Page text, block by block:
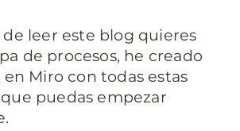
de leer este blog quieres
de procesos, he creado
Miro con todas estas
puedas empezar